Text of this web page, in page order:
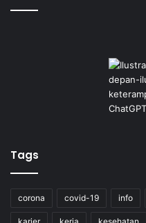
Tags
corona covid-19 info